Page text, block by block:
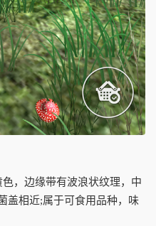
，边缘带有波浪状纹理，中
盖相近;属于可食用品种，味